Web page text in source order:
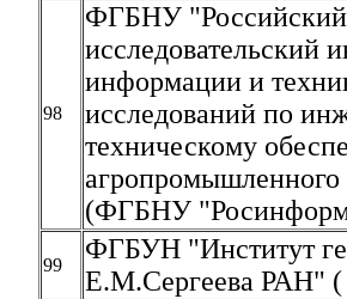
98
ФГБНУ "Российский
исследовательский
информации и
исследований по
техническому
агропромышленного
(ФГБНУ
99
ФГБУН "Институт
Е.М.Сергеева РАН"